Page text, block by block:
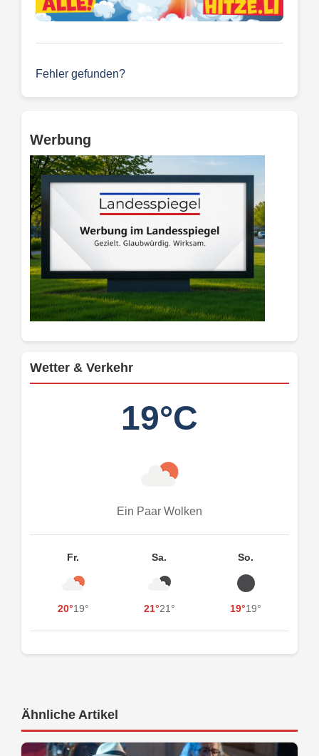
Fehler gefunden?
Werbung
Wetter & Verkehr
19°C
Ein Paar Wolken
Fr.
20°19°
Sa.
21°21°
So.
19°19°
Ähnliche Artikel